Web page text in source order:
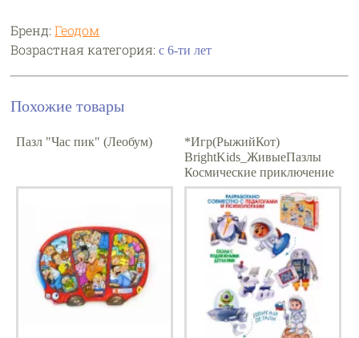
Бренд:Геодом
Возрастная категория:с 6-ти лет
Похожие товары
Пазл "Час пик" (Леобум)
*Игр(РыжийКот)
BrightKids_ЖивыеПазлы
Космические приключение
[с подвижн.эл.] (ИН-3412)